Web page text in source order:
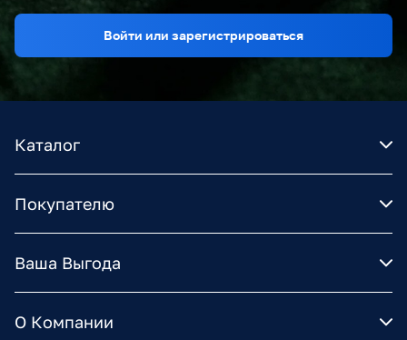
Войти или зарегистрироваться
Каталог
Покупателю
Ваша Выгода
О Компании